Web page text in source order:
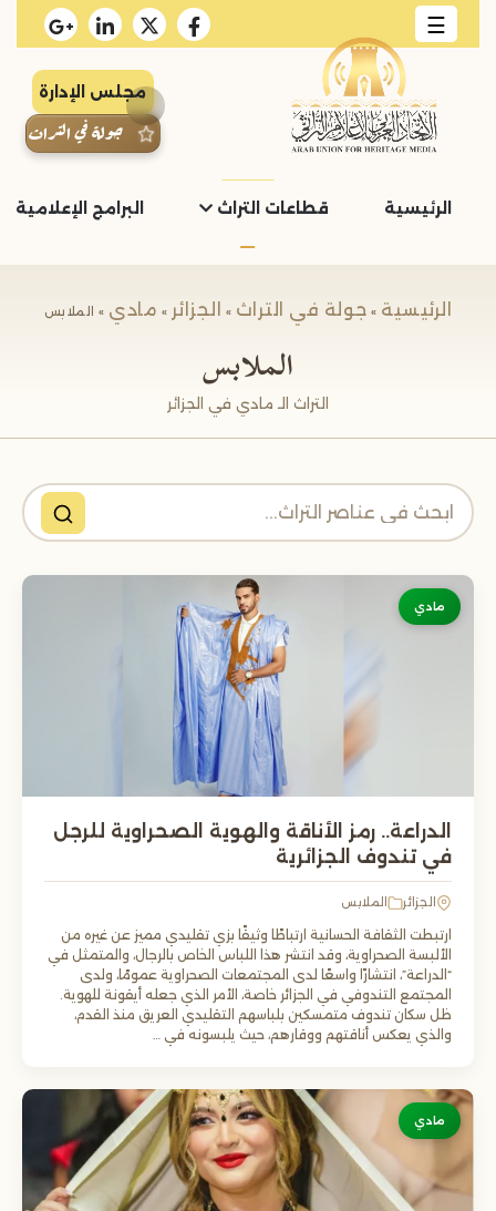
☰
مجلس الإدارة
جولة في التراث
الرئيسية قطاعات التراث البرامج الإعلامية
الرئيسية » جولة في التراث » الجزائر » مادي » الملابس
الملابس
التراث الـ مادي في الجزائر
مادي
الدراعة.. رمز الأناقة والهوية الصحراوية للرجل
في تندوف الجزائرية
الجزائر الملابس
ارتبطت الثقافة الحسانية ارتباطًا وثيقًا بزي تقليدي مميز عن غيره من
الألبسة الصحراوية، وقد انتشر هذا اللباس الخاص بالرجال، والمتمثل في
“الدراعة”، انتشارًا واسعًا لدى المجتمعات الصحراوية عمومًا، ولدى
المجتمع التندوفي في الجزائر خاصة، الأمر الذي جعله أيقونة للهوية.
ظل سكان تندوف متمسكين بلباسهم التقليدي العريق منذ القدم،
والذي يعكس أناقتهم ووقارهم، حيث يلبسونه في …
مادي